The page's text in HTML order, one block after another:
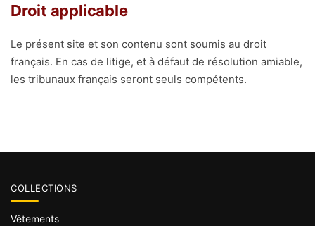
Droit applicable
Le présent site et son contenu sont soumis au droit
français. En cas de litige, et à défaut de résolution amiable,
les tribunaux français seront seuls compétents.
COLLECTIONS
Vêtements